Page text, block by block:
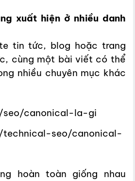
xuất hiện ở nhiều danh
tin tức, blog hoặc trang
cùng một bài viết có thể
nhiều chuyên mục khác
seo/canonical-la-gi
technical-seo/canonical-
hoàn toàn giống nhau